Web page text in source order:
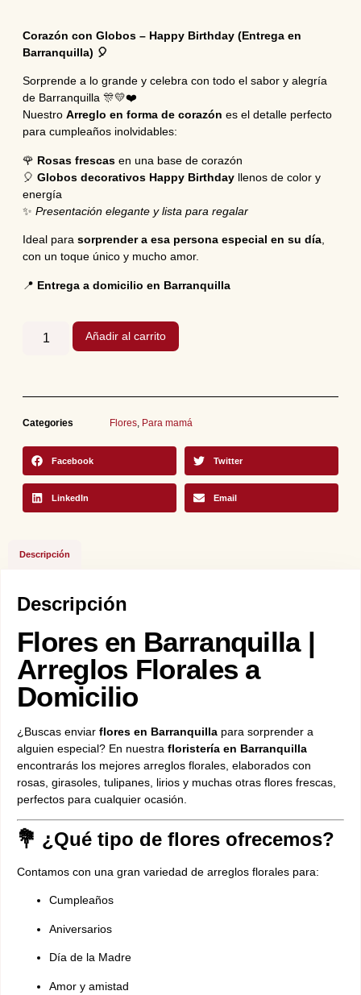
Corazón con Globos – Happy Birthday (Entrega en
Barranquilla) 🎈
Sorprende a lo grande y celebra con todo el sabor y alegría
de Barranquilla 🎊💛❤️
Nuestro Arreglo en forma de corazón es el detalle perfecto
para cumpleaños inolvidables:
🌹 Rosas frescas en una base de corazón
🎈 Globos decorativos Happy Birthday llenos de color y
energía
✨ Presentación elegante y lista para regalar
Ideal para sorprender a esa persona especial en su día,
con un toque único y mucho amor.
📍 Entrega a domicilio en Barranquilla
Añadir al carrito
Categories Flores, Para mamá
Facebook Twitter
LinkedIn Email
Descripción
Descripción
Flores en Barranquilla |
Arreglos Florales a
Domicilio
¿Buscas enviar flores en Barranquilla para sorprender a
alguien especial? En nuestra floristería en Barranquilla
encontrarás los mejores arreglos florales, elaborados con
rosas, girasoles, tulipanes, lirios y muchas otras flores frescas,
perfectos para cualquier ocasión.
💐 ¿Qué tipo de flores ofrecemos?
Contamos con una gran variedad de arreglos florales para:
Cumpleaños
Aniversarios
Día de la Madre
Amor y amistad